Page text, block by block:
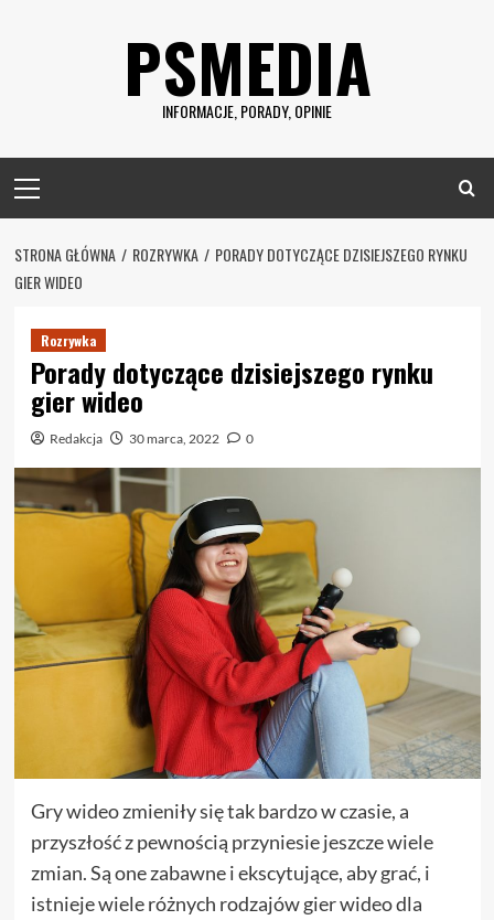
PSMEDIA
INFORMACJE, PORADY, OPINIE
Menu
STRONA GŁÓWNA ROZRYWKA
PORADY DOTYCZĄCE DZISIEJSZEGO RYNKU
GIER WIDEO
Rozrywka
Porady dotyczące dzisiejszego rynku
gier wideo
Redakcja 30 marca, 2022 0
Gry wideo zmieniły się tak bardzo w czasie, a
przyszłość z pewnością przyniesie jeszcze wiele
zmian. Są one zabawne i ekscytujące, aby grać, i
istnieje wiele różnych rodzajów gier wideo dla